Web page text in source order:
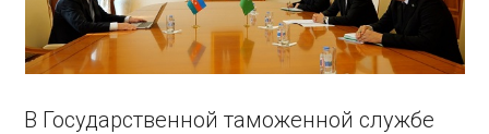
В Государственной таможенной службе